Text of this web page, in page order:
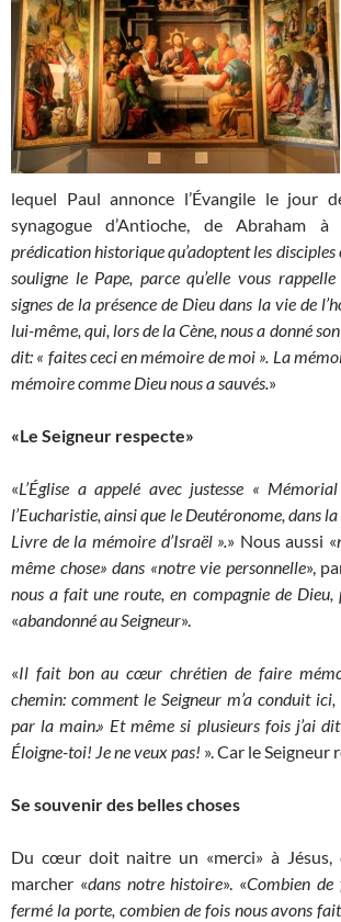
lequel Paul annonce l’Évangile le jour
synagogue d’Antioche, de Abraham à
prédication historique qu’adoptent les disciples
souligne le Pape, parce qu’elle vous
signes de la présence de Dieu dans la vie de
lui-même, qui, lors de la Cène, nous a donné
dit: « faites ceci en mémoire de moi ». La
mémoire comme Dieu nous a sauvés.»
«Le Seigneur respecte»
«L’Église a appelé avec justesse «
l’Eucharistie, ainsi que le Deutéronome, dans
Livre de la mémoire d’Israël ».» Nous aussi «
même chose» dans «notre vie personnelle»,
nous a fait une route, en compagnie de Dieu,
«abandonné au Seigneur».
«Il fait bon au cœur chrétien de faire
chemin: comment le Seigneur m’a conduit
par la main.» Et même si plusieurs fois j’ai
Éloigne-toi! Je ne veux pas! ». Car le Seigneur
Se souvenir des belles choses
Du cœur doit naitre un «merci» à Jésus,
marcher «dans notre histoire». «Combien de
fermé la porte, combien de fois nous avons